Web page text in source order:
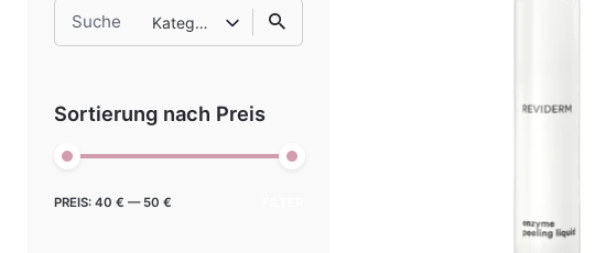
Search
for
Kategorie auswählen
Sortierung nach Preis
Min.
Max.
PREIS: 40 € — 50 €